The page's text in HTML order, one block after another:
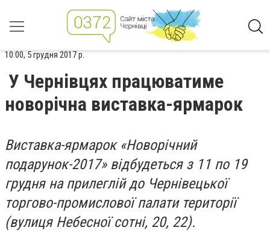
10:00, 5 грудня 2017 р.
У Чернівцях працюватиме
новорічна виставка-ярмарок
Виставка-ярмарок «Новорічний
подарунок-2017» відбудеться з 11 по 19
грудня на прилеглій до Чернівецької
торгово-промислової палати території
(вулиця Небесної сотні, 20, 22).